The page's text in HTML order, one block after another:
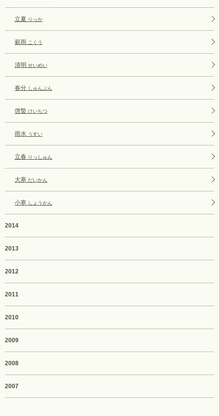
立夏 りっか
穀雨 こくう
清明 せいめい
春分 しゅんぶん
啓蟄 けいちつ
雨水 うすい
立春 りっしゅん
大寒 だいかん
小寒 しょうかん
2014
2013
2012
2011
2010
2009
2008
2007